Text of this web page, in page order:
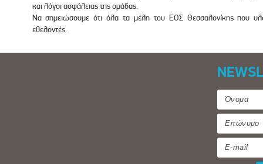
και λόγοι ασφάλειας της ομάδας.
Να σημειώσουμε ότι όλα τα μέλη του ΕΟΣ Θεσσαλονίκης που
εθελοντές.